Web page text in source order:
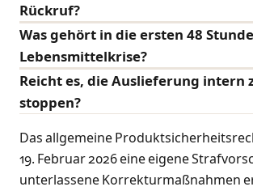
Rückruf?
Was gehört in die ersten 48
Lebensmittelkrise?
Reicht es, die Auslieferung intern
stoppen?
Das allgemeine
19. Februar 2026 eine eigene
unterlassene Korrekturmaßnahmen